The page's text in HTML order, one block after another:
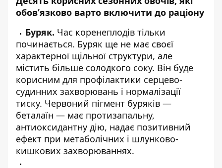
обов’язково варто включити до раціону
Буряк. Час коренеплодів тільки
починається. Буряк ще не має своєї
характерної щільної структури, але
містить більше солодкого соку. Він буде
корисним для профілактики серцево-
судинних захворювань і нормалізації
тиску. Червоний пігмент буряків —
беталаїн — має протизапальну,
антиоксидантну дію, надає позитивний
ефект при метаболічних і шлунково-
кишкових захворюваннях.